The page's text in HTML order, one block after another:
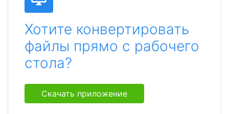
Хотите конвертировать
файлы прямо с рабочего
стола?
Скачать приложение